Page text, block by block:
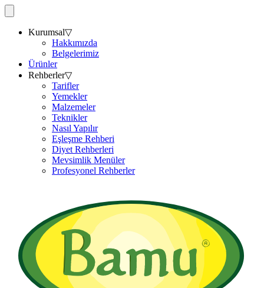
Kurumsal▽
Hakkımızda
Belgelerimiz
Ürünler
Rehberler▽
Tarifler
Yemekler
Malzemeler
Teknikler
Nasıl Yapılır
Eşleşme Rehberi
Diyet Rehberleri
Mevsimlik Menüler
Profesyonel Rehberler